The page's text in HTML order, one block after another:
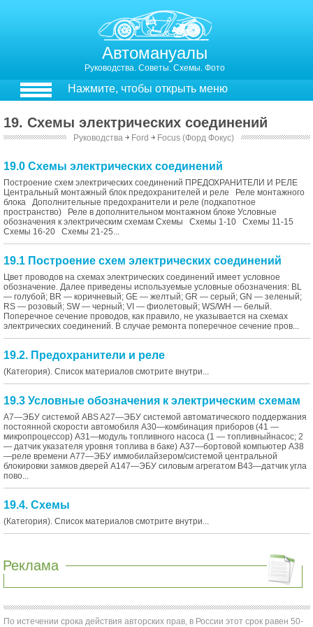
Автомануалы
Руководства. Советы. Схемы. Фото
Нажмите, чтобы открыть меню
19. Схемы электрических соединений
Руководства ￫ Ford ￫ Focus (Форд Фокус)
19.0 Схемы электрических соединений
Построение схем электрических соединений ПРЕДОХРАНИТЕЛИ И РЕЛЕ
Центральный монтажный блок предохранителей и реле Реле монтажного
блока Дополнительные предохранители и реле (подкапотное
пространство) Реле в дополнительном монтажном блоке Условные
обозначения к электрическим схемам Схемы Схемы 1-10 Схемы 11-15
Схемы 16-20 Схемы 21-25...
19.1 Построение схем электрических соединений
Цвет проводов на схемах электрических соединений имеет условное
обозначение. Далее приведены используемые условные обозначения: BL
— голубой; BR — коричневый; GE — желтый; GR — серый; GN — зеленый;
RS — розовый; SW — черный; VI — фиолетовый; WS/WH — белый.
Поперечное сечение проводов, как правило, не указывается на схемах
электрических соединений. В случае ремонта поперечное сечение пров...
19.2. Предохранители и реле
(Категория). Список материалов смотрите внутри...
19.3 Условные обозначения к электрическим схемам
A7—ЭБУ системой ABS A27—ЭБУ системой автоматического поддержания
постоянной скорости автомобиля A30—комбинация приборов (41 —
микропроцессор) A31—модуль топливного насоса (1 — топливныйнасос; 2
— датчик указателя уровня топлива в баке) A37—бортовой компьютер A38
—реле времени A77—ЭБУ иммобилайзером/системой центральной
блокировки замков дверей A147—ЭБУ силовым агрегатом B43—датчик угла
пово...
19.4. Схемы
(Категория). Список материалов смотрите внутри...
Реклама
По истечении срока действия авторских прав, в России этот срок равен 50-